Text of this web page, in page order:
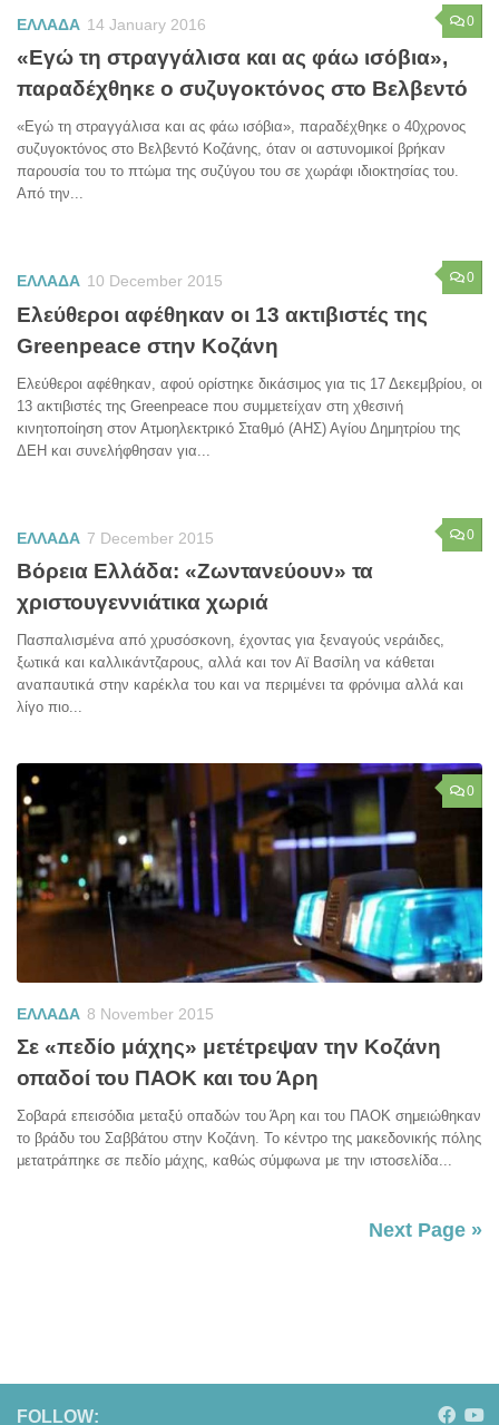
0
ΕΛΛΑΔΑ 14 January 2016
«Eγώ τη στραγγάλισα και ας φάω ισόβια»,
παραδέχθηκε ο συζυγοκτόνος στο Βελβεντό
«Eγώ τη στραγγάλισα και ας φάω ισόβια», παραδέχθηκε ο 40χρονος
συζυγοκτόνος στο Βελβεντό Κοζάνης, όταν οι αστυνομικοί βρήκαν
παρουσία του το πτώμα της συζύγου του σε χωράφι ιδιοκτησίας του.
Από την...
0
ΕΛΛΑΔΑ 10 December 2015
Ελεύθεροι αφέθηκαν οι 13 ακτιβιστές της
Greenpeace στην Κοζάνη
Ελεύθεροι αφέθηκαν, αφού ορίστηκε δικάσιμος για τις 17 Δεκεμβρίου, οι
13 ακτιβιστές της Greenpeace που συμμετείχαν στη χθεσινή
κινητοποίηση στον Ατμοηλεκτρικό Σταθμό (ΑΗΣ) Αγίου Δημητρίου της
ΔΕΗ και συνελήφθησαν για...
0
ΕΛΛΑΔΑ 7 December 2015
Βόρεια Ελλάδα: «Ζωντανεύουν» τα
χριστουγεννιάτικα χωριά
Πασπαλισμένα από χρυσόσκονη, έχοντας για ξεναγούς νεράιδες,
ξωτικά και καλλικάντζαρους, αλλά και τον Αϊ Βασίλη να κάθεται
αναπαυτικά στην καρέκλα του και να περιμένει τα φρόνιμα αλλά και
λίγο πιο...
0
ΕΛΛΑΔΑ 8 November 2015
Σε «πεδίο μάχης» μετέτρεψαν την Κοζάνη
οπαδοί του ΠΑΟΚ και του Άρη
Σοβαρά επεισόδια μεταξύ οπαδών του Άρη και του ΠΑΟΚ σημειώθηκαν
το βράδυ του Σαββάτου στην Κοζάνη. Το κέντρο της μακεδονικής πόλης
μετατράπηκε σε πεδίο μάχης, καθώς σύμφωνα με την ιστοσελίδα...
Next Page »
FOLLOW: